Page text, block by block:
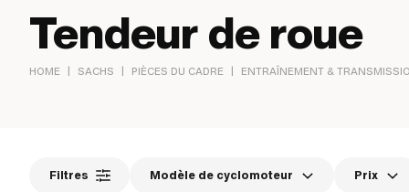
Tendeur de roue
HOME | SACHS | PIÈCES DU CADRE | ENTRAÎNEMENT &
Filtres Modèle de cyclomoteur Prix